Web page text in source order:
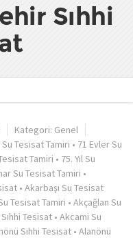
Sıhhi
Kategori: Genel
Tesisat Tamiri • 71 Evler Su
Tamiri • 75. Yıl Su
Su Tesisat Tamiri •
• Akarbaşı Su Tesisat
Tesisat Tamiri • Akçağlan Su
Tesisat • Akcami Su
Sıhhi Tesisat • Alanönü